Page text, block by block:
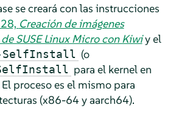
se creará con las instrucciones
Creación de imágenes
SUSE Linux Micro con Kiwiy el
SelfInstall (o
SelfInstall para el kernel en
proceso es el mismo para
(x86-64 y aarch64).